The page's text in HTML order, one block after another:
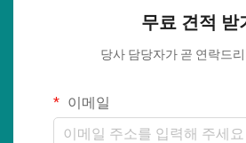
무료 견적 받
당사 담당자가 곧 연락드
이메일